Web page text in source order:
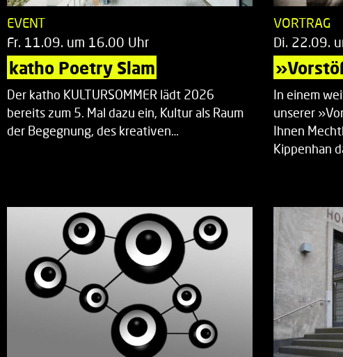
EVENT
Fr. 11.09. um 16.00 Uhr
katho Poetry Slam
Der katho KULTURSOMMER lädt 2026
bereits zum 5. Mal dazu ein, Kultur als Raum
der Begegnung, des kreativen…
VORTRAG
Di. 22.09.
In einem
unserer
Ihnen
Kippenhan